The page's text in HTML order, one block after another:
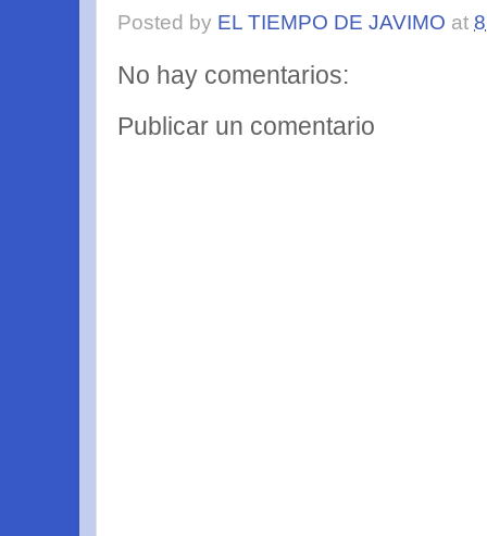
Posted by EL TIEMPO DE JAVIMO at
No hay comentarios:
Publicar un comentario